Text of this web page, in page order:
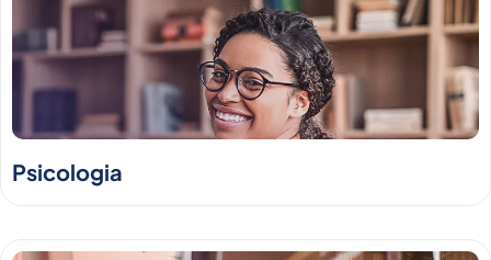
Psicologia